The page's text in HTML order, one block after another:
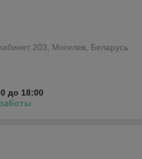
203, Могилев, Беларусь
до 18:00